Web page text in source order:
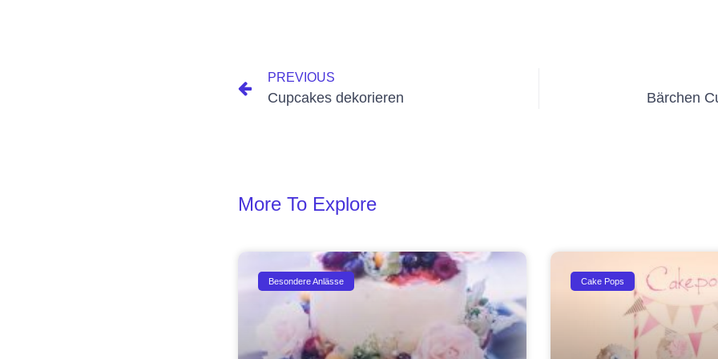
PREVIOUS
Cupcakes dekorieren Bärchen
More To Explore
Besondere Anlässe Cake Pops